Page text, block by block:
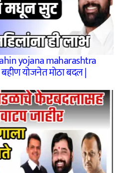
yojana maharashtra
योजनेत मोठा बदल |